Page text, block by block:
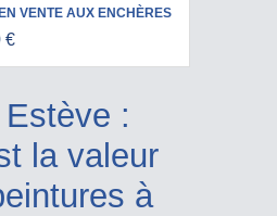
€
:
la valeur
à